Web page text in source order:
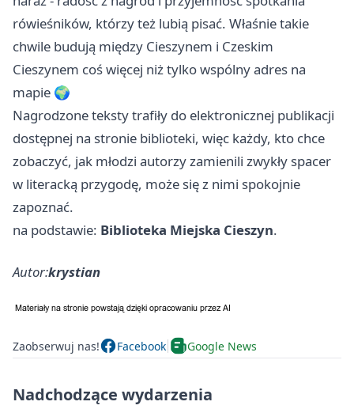
rówieśników, którzy też lubią pisać. Właśnie takie
chwile budują między Cieszynem i Czeskim
Cieszynem coś więcej niż tylko wspólny adres na
mapie 🌍
Nagrodzone teksty trafiły do elektronicznej publikacji
dostępnej na stronie biblioteki, więc każdy, kto chce
zobaczyć, jak młodzi autorzy zamienili zwykły spacer
w literacką przygodę, może się z nimi spokojnie
zapoznać.
na podstawie: Biblioteka Miejska Cieszyn.
Autor:krystian
Zaobserwuj nas! Facebook Google News
Nadchodzące wydarzenia